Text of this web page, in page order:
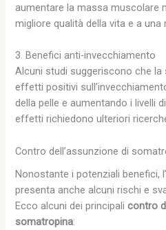
aumentare la massa muscolare
migliore qualità della vita e a
3. Benefici anti-invecchiamento
Alcuni studi suggeriscono che
effetti positivi
della pelle e aumentando i livelli
effetti richiedono ulteriori
Contro dell’assunzione di
Nonostante i potenziali benefici,
presenta anche alcuni rischi e
Ecco alcuni dei principalicontro
somatropina: